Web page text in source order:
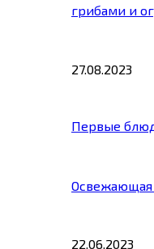
грибами и
27.08.2023
Первые
Освежающая
22.06.2023